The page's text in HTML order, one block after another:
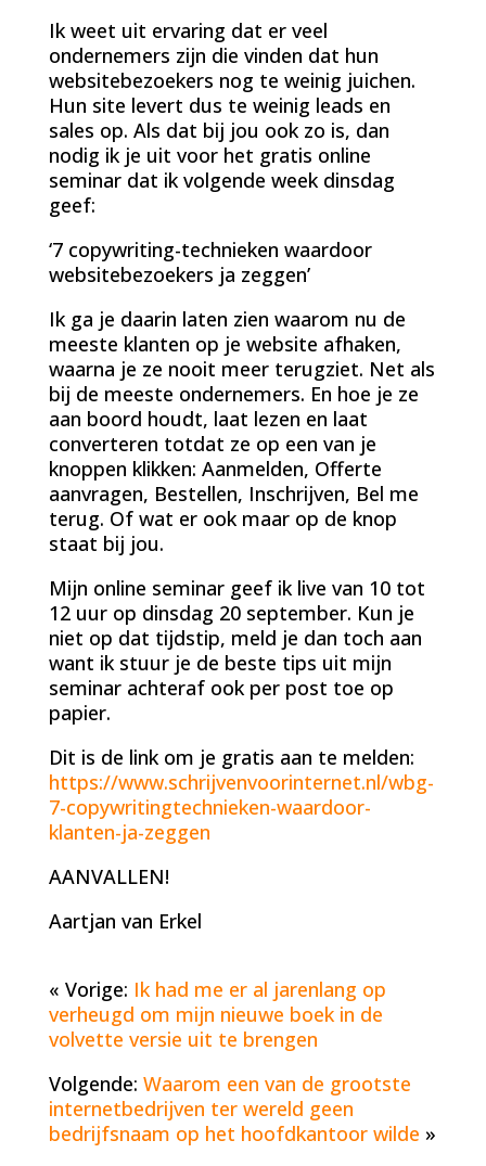
Ik weet uit ervaring dat er veel
ondernemers zijn die vinden dat hun
websitebezoekers nog te weinig juichen.
Hun site levert dus te weinig leads en
sales op. Als dat bij jou ook zo is, dan
nodig ik je uit voor het gratis online
seminar dat ik volgende week dinsdag
geef:
‘7 copywriting-technieken waardoor
websitebezoekers ja zeggen’
Ik ga je daarin laten zien waarom nu de
meeste klanten op je website afhaken,
waarna je ze nooit meer terugziet. Net als
bij de meeste ondernemers. En hoe je ze
aan boord houdt, laat lezen en laat
converteren totdat ze op een van je
knoppen klikken: Aanmelden, Offerte
aanvragen, Bestellen, Inschrijven, Bel me
terug. Of wat er ook maar op de knop
staat bij jou.
Mijn online seminar geef ik live van 10 tot
12 uur op dinsdag 20 september. Kun je
niet op dat tijdstip, meld je dan toch aan
want ik stuur je de beste tips uit mijn
seminar achteraf ook per post toe op
papier.
Dit is de link om je gratis aan te melden:
https://www.schrijvenvoorinternet.nl/wbg-
7-copywritingtechnieken-waardoor-
klanten-ja-zeggen
AANVALLEN!
Aartjan van Erkel
« Vorige: Ik had me er al jarenlang op
verheugd om mijn nieuwe boek in de
volvette versie uit te brengen
Volgende: Waarom een van de grootste
internetbedrijven ter wereld geen
bedrijfsnaam op het hoofdkantoor wilde »